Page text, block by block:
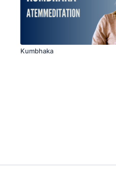
Kumbhaka